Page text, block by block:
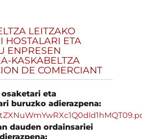
LEITZAKO
HOSTALARI ETA
ENPRESEN
KASKABELTZA
DE COMERCIANT
eta
buruzko adierazpena:
dauden ordainsariei